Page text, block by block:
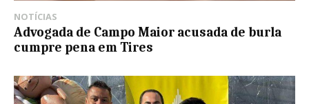
NOTÍCIAS
Advogada de Campo Maior acusada de burla
cumpre pena em Tires